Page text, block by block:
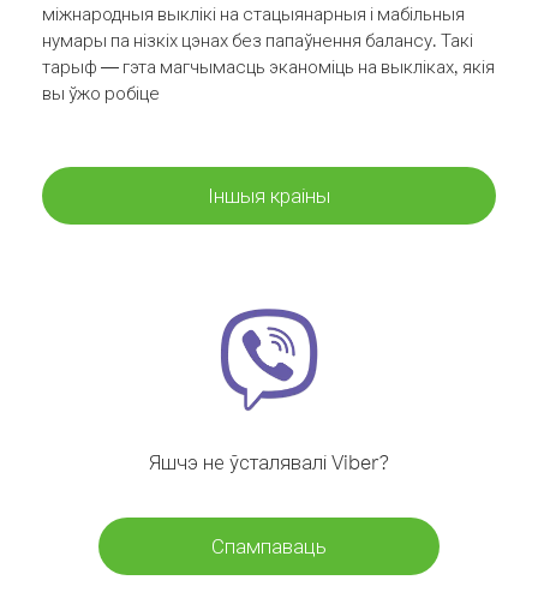
міжнародныя выклікі на стацыянарныя і мабільныя
нумары па нізкіх цэнах без папаўнення балансу. Такі
тарыф — гэта магчымасць эканоміць на выкліках, якія
вы ўжо робіце
Іншыя краіны
Яшчэ не ўсталявалі Viber?
Спампаваць